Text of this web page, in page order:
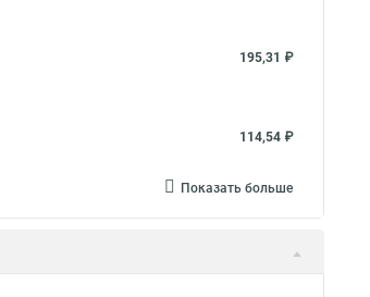
195,31 ₽
114,54 ₽
Показать больше